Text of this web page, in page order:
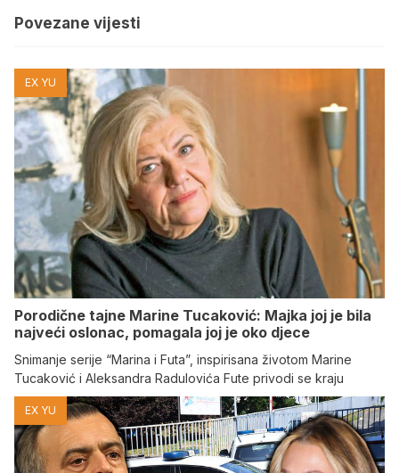
Povezane vijesti
EX YU
Porodične tajne Marine Tucaković: Majka joj je bila
najveći oslonac, pomagala joj je oko djece
Snimanje serije “Marina i Futa”, inspirisana životom Marine
Tucaković i Aleksandra Radulovića Fute privodi se kraju
EX YU